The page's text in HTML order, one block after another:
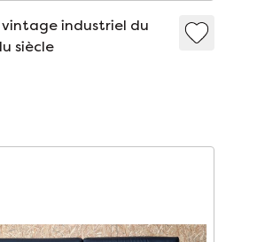
industriel du
siècle